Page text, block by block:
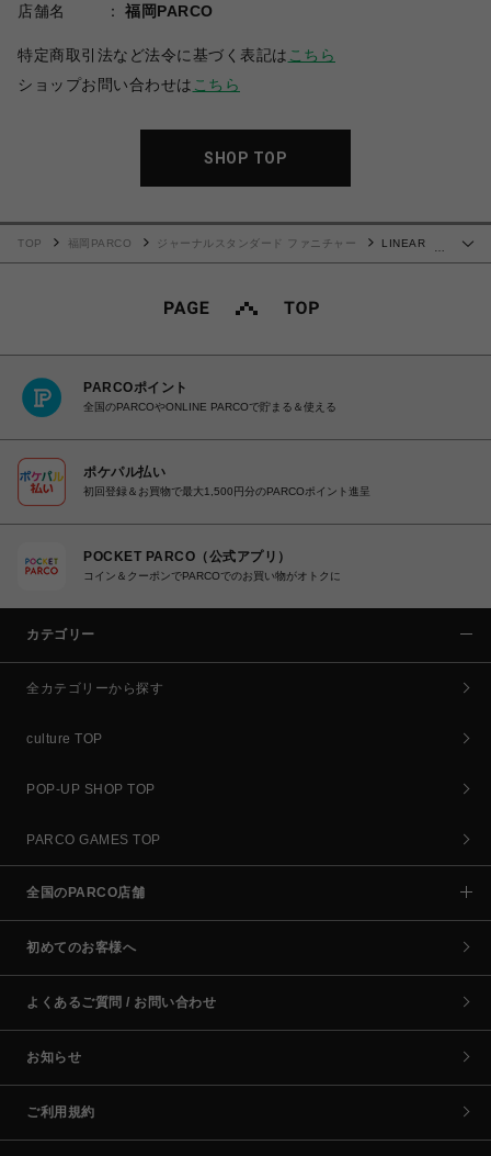
店舗名
福岡PARCO
特定商取引法など法令に基づく表記は こちら
ショップお問い合わせは こちら
SHOP TOP
TOP 福岡PARCO ジャーナルスタンダード ファニチャー
LINEAR
PARCOポイント
全国のPARCOやONLINE PARCOで貯まる＆使える
ポケパル払い
初回登録＆お買物で最大1,500円分のPARCOポイント進呈
POCKET PARCO（公式アプリ）
コイン＆クーポンでPARCOでのお買い物がオトクに
カテゴリー
全カテゴリーから探す
culture TOP
POP-UP SHOP TOP
PARCO GAMES TOP
全国のPARCO店舗
初めてのお客様へ
よくあるご質問 / お問い合わせ
お知らせ
ご利用規約